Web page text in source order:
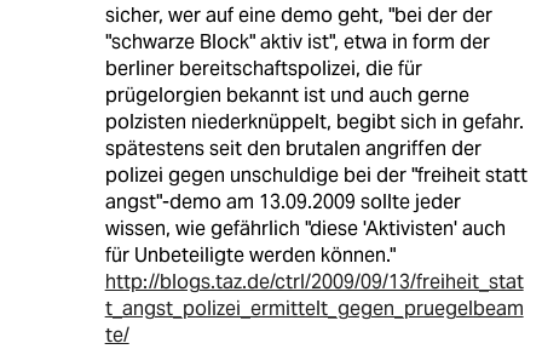
sicher, wer auf eine demo geht, "bei der der
"schwarze Block" aktiv ist", etwa in form der
berliner bereitschaftspolizei, die für
prügelorgien bekannt ist und auch gerne
polzisten niederknüppelt, begibt sich in gefahr.
spätestens seit den brutalen angriffen der
polizei gegen unschuldige bei der "freiheit statt
angst"-demo am 13.09.2009 sollte jeder
wissen, wie gefährlich "diese 'Aktivisten' auch
für Unbeteiligte werden können."
http://blogs.taz.de/ctrl/2009/09/13/freiheit_stat
t_angst_polizei_ermittelt_gegen_pruegelbeam
te/